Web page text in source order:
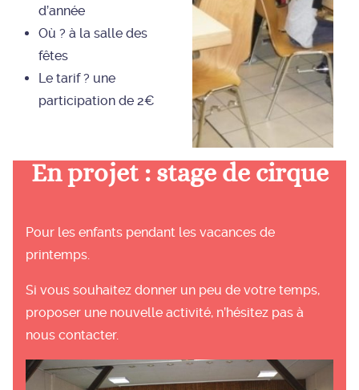
d’année
Où ? à la salle des
fêtes
Le tarif ? une
participation de 2€
En projet : stage de cirque
Pour les enfants pendant les vacances de
printemps.
Si vous souhaitez donner un peu de votre temps,
proposer une nouvelle activité, n’hésitez pas à
nous contacter.